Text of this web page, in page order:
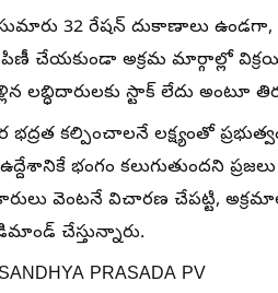
32 రేషన్ దుకాణాలు
చేయకుండా అక్రమ మార్గాల్లో
లబ్ధిదారులకు స్టాక్ లేదు అంటూ
కల్పించాలనే లక్ష్యంతో
భంగం కలుగుతుందని
వెంటనే విచారణ చేపట్టి,
చేస్తున్నారు.
PRASADA PV